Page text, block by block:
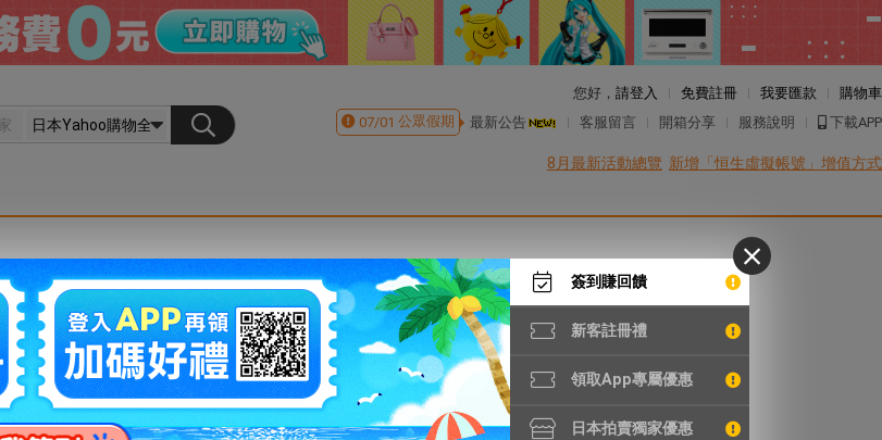
簽到賺回饋
新客註冊禮
領取App專屬優惠
日本拍賣獨家優惠
您好， 請登入 免費註冊 我要匯款
購物車
07/01 公眾假期 最新公告 客服留言 開箱分享 服務說明 下載APP
8月最新活動總覽 新增「恒生虛擬帳號」增值方式
會員登入